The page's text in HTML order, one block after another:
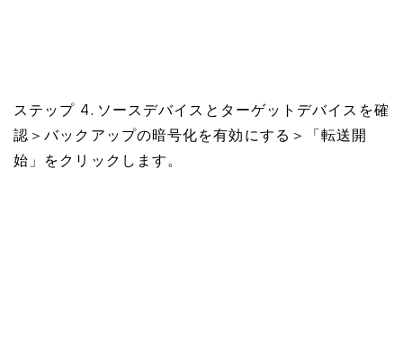
ステップ 4. ソースデバイスとターゲットデバイスを確
認＞バックアップの暗号化を有効にする＞「転送開
始」をクリックします。